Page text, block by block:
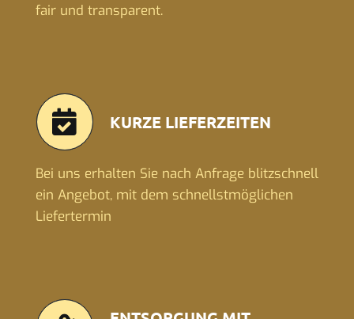
fair und transparent.
KURZE LIEFERZEITEN
Bei uns erhalten Sie nach Anfrage blitzschnell
ein Angebot, mit dem schnellstmöglichen
Liefertermin